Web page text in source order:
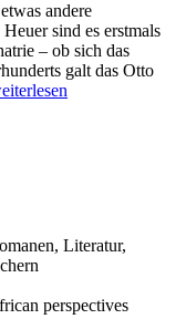
andere
sind es erstmals
– ob sich das
galt das Otto
Literatur,
perspectives